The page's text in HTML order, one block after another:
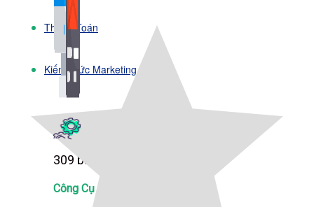
Kiến Thức Website
309 bài viết
Thanh Toán
Kiến Thức Marketing
Công Cụ Marketing